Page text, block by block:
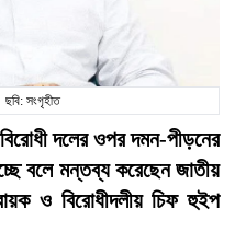
ছবি: সংগৃহীত
দলের ওপর দমন-পীড়নের
বলে মন্তব্য করেছেন জাতীয়
ও বিরোধীদলীয় চিফ হুইপ